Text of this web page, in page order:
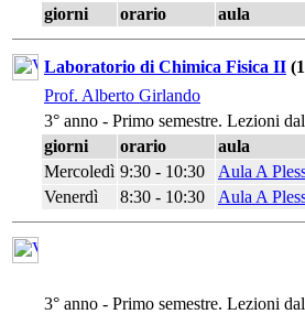
giorni
orario aula
Laboratorio di Chimica Fisica II
Prof. Alberto Girlando
3° anno - Primo semestre. Lezioni
giorni
orario
aula
Mercoledì 9:30 - 10:30
Aula A
Venerdì
8:30 - 10:30 Aula A
3° anno - Primo semestre. Lezioni